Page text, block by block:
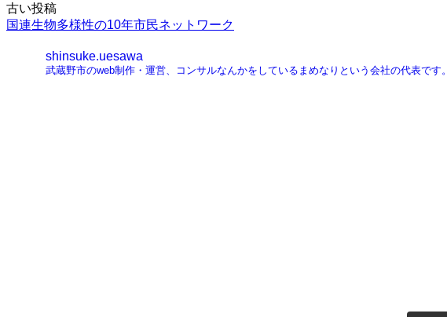
投
稿
古い投稿
国連生物多様性の10年市民ネットワーク
shinsuke.uesawa
武蔵野市のweb制作・運営、コンサルなんかをしているまめなりという会社の代表です。